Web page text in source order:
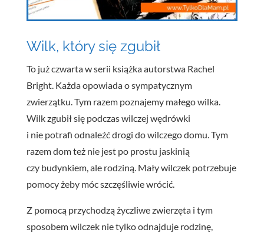
Wilk, którysięzgubił
To już czwarta w serii książka autorstwa Rachel
Bright. Każda opowiada o sympatycznym
zwierzątku. Tym razem poznajemy małego wilka.
Wilk zgubił się podczas wilczej wędrówki
i nie potrafi odnaleźć drogi do wilczego domu. Tym
razem dom też nie jest po prostu jaskinią
czy budynkiem, ale rodziną. Mały wilczek potrzebuje
pomocy żeby móc szczęśliwie wrócić.
Z pomocą przychodzą życzliwe zwierzęta i tym
sposobem wilczek nie tylko odnajduje rodzinę,